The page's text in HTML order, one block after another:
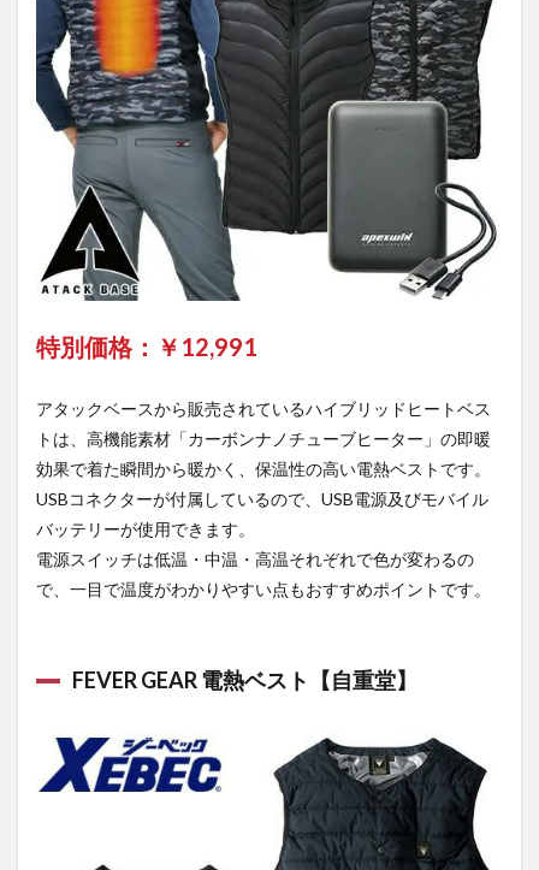
特別価格：￥ 12,991
アタックベースから販売されているハイブリッドヒートベス
トは、高機能素材「カーボンナノチューブヒーター」の即暖
効果で着た瞬間から暖かく、保温性の高い電熱ベストです。
USBコネクターが付属しているので、USB電源及びモバイル
バッテリーが使用できます。
電源スイッチは低温・中温・高温それぞれで色が変わるの
で、一目で温度がわかりやすい点もおすすめポイントです。
FEVER GEAR 電熱ベスト【自重堂】